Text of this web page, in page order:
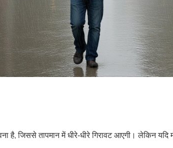
जिससे तापमान में धीरे‑धीरे गिरावट आएगी। लेकिन यदि